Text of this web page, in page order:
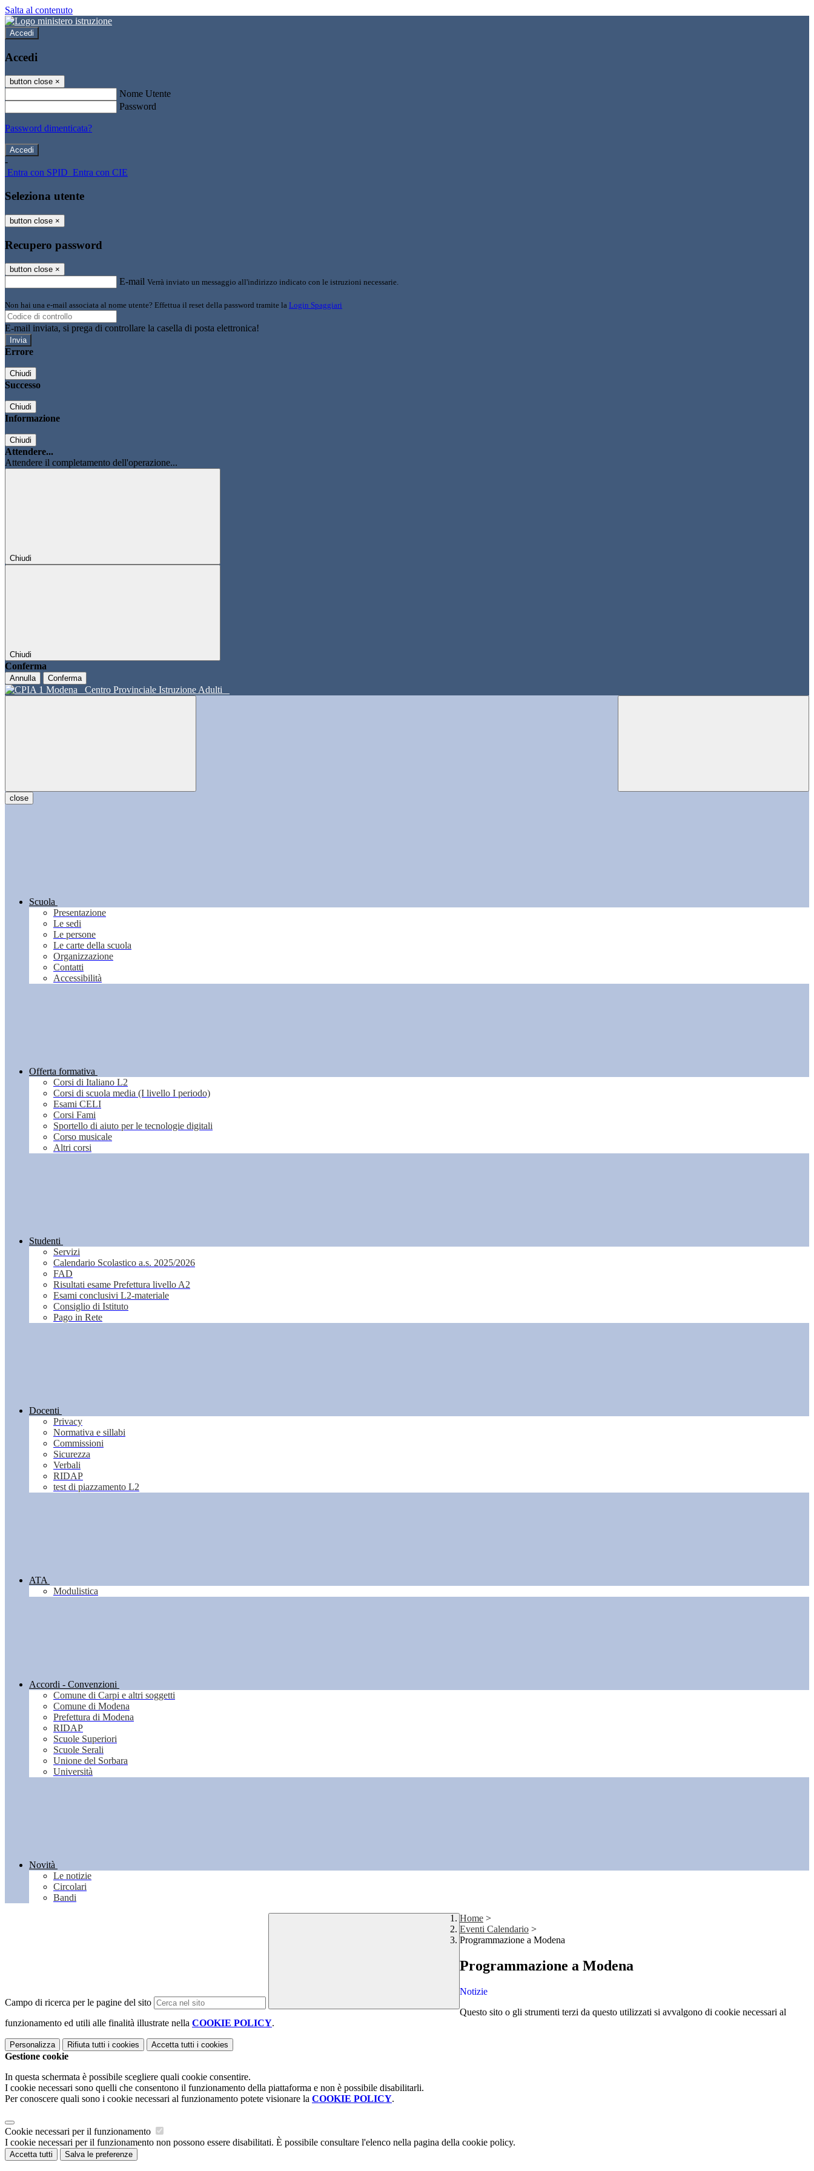
Salta al contenuto
Accedi
Accedi
button close ×
Nome Utente
Password
Password dimenticata?
-
Entra con SPID Entra con CIE
Seleziona utente
button close ×
Recupero password
button close ×
E-mail Verrà inviato un messaggio all'indirizzo indicato con le istruzioni necessarie.
Non hai una e-mail associata al nome utente? Effettua il reset della password tramite la Login Spaggiari
E-mail inviata, si prega di controllare la casella di posta elettronica!
Errore
Chiudi
Successo
Chiudi
Informazione
Chiudi
Attendere...
Attendere il completamento dell'operazione...
Chiudi
Chiudi
Conferma
Annulla Conferma
Centro Provinciale Istruzione Adulti
close
Scuola
Presentazione
Le sedi
Le persone
Le carte della scuola
Organizzazione
Contatti
Accessibilità
Offerta formativa
Corsi di Italiano L2
Corsi di scuola media (I livello I periodo)
Esami CELI
Corsi Fami
Sportello di aiuto per le tecnologie digitali
Corso musicale
Altri corsi
Studenti
Servizi
Calendario Scolastico a.s. 2025/2026
FAD
Risultati esame Prefettura livello A2
Esami conclusivi L2-materiale
Consiglio di Istituto
Pago in Rete
Docenti
Privacy
Normativa e sillabi
Commissioni
Sicurezza
Verbali
RIDAP
test di piazzamento L2
ATA
Modulistica
Accordi - Convenzioni
Comune di Carpi e altri soggetti
Comune di Modena
Prefettura di Modena
RIDAP
Scuole Superiori
Scuole Serali
Unione del Sorbara
Università
Novità
Le notizie
Circolari
Bandi
Campo di ricerca per le pagine del sito
Home >
Eventi Calendario >
Programmazione a Modena
Programmazione a Modena
Notizie
Questo sito o gli strumenti terzi da questo utilizzati si avvalgono di cookie necessari al
funzionamento ed utili alle finalità illustrate nella COOKIE POLICY.
Personalizza Rifiuta tutti i cookies Accetta tutti i cookies
Gestione cookie
In questa schermata è possibile scegliere quali cookie consentire.
I cookie necessari sono quelli che consentono il funzionamento della piattaforma e non è possibile disabilitarli.
Per conoscere quali sono i cookie necessari al funzionamento potete visionare la COOKIE POLICY.
Cookie necessari per il funzionamento
I cookie necessari per il funzionamento non possono essere disabilitati. È possibile consultare l'elenco nella pagina della cookie policy.
Accetta tutti Salva le preferenze